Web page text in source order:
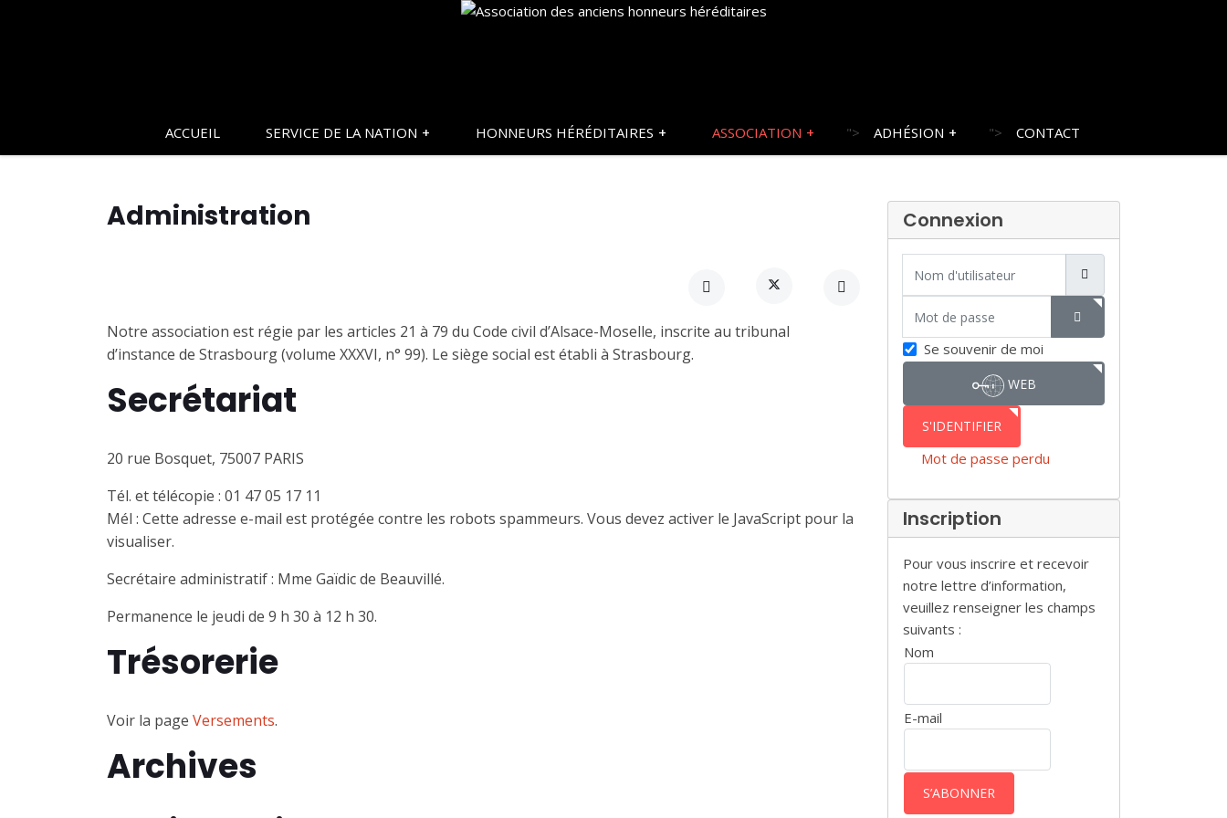
ACCUEIL SERVICE DE LA NATION HONNEURS HÉRÉDITAIRES ASSOCIATION "> ADHÉSION "> CONTACT
Administration
Notre association est régie par les articles 21 à 79 du Code civil d’Alsace-Moselle, inscrite au tribunal
d’instance de Strasbourg (volume XXXVI, n° 99). Le siège social est établi à Strasbourg.
Secrétariat
20 rue Bosquet, 75007 PARIS
Tél. et télécopie : 01 47 05 17 11
Mél : Cette adresse e-mail est protégée contre les robots spammeurs. Vous devez activer le JavaScript pour la
visualiser.
Secrétaire administratif : Mme Gaïdic de Beauvillé.
Permanence le jeudi de 9 h 30 à 12 h 30.
Trésorerie
Voir la page Versements.
Archives
Connexion
SHOW PASSWORD
Se souvenir de moi
WEB
AUTHENTICATION
S'IDENTIFIER
Mot de passe perdu
Inscription
Pour vous inscrire et recevoir
notre lettre d’information,
veuillez renseigner les champs
suivants :
Nom
E-mail